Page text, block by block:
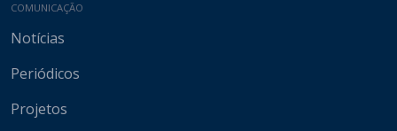
COMUNICAÇÃO
Notícias
Periódicos
Projetos